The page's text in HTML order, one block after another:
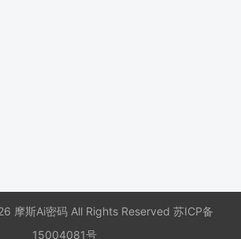
摩斯Ai密码 All Rights Reserved 苏ICP备
15004081号